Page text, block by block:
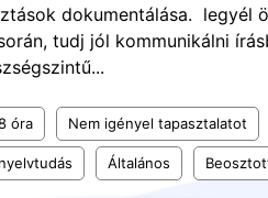
dokumentálása. legyél
tudj jól kommunikálni
óra Nem igényel tapasztalatot
Általános